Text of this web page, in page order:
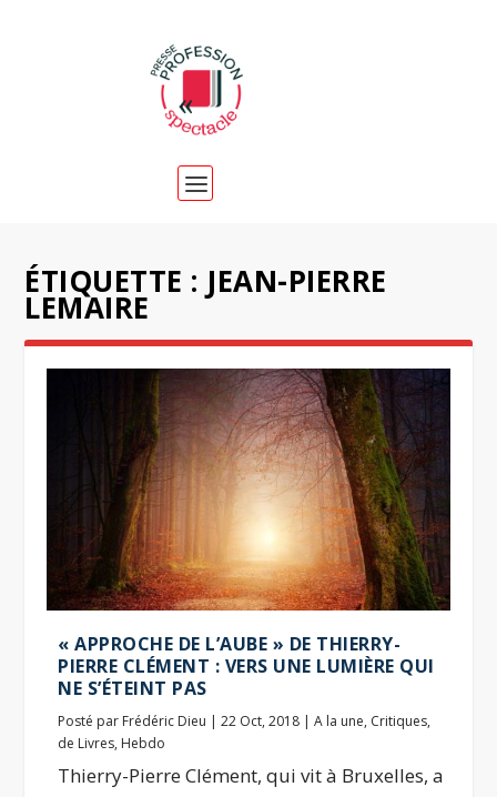
ÉTIQUETTE : JEAN-PIERRE
LEMAIRE
« APPROCHE DE L’AUBE » DE THIERRY-
PIERRE CLÉMENT : VERS UNE LUMIÈRE QUI
NE S’ÉTEINT PAS
Posté par Frédéric Dieu |22 Oct, 2018 |A la une, Critiques,
de Livres, Hebdo
Thierry-Pierre Clément, qui vit à Bruxelles, a